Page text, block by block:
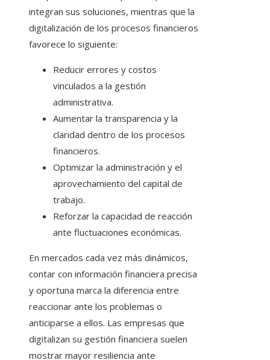
integran sus soluciones, mientras que la
digitalización de los procesos financieros
favorece lo siguiente:
Reducir errores y costos
vinculados a la gestión
administrativa.
Aumentar la transparencia y la
claridad dentro de los procesos
financieros.
Optimizar la administración y el
aprovechamiento del capital de
trabajo.
Reforzar la capacidad de reacción
ante fluctuaciones económicas.
En mercados cada vez más dinámicos,
contar con información financiera precisa
y oportuna marca la diferencia entre
reaccionar ante los problemas o
anticiparse a ellos. Las empresas que
digitalizan su gestión financiera suelen
mostrar mayor resiliencia ante